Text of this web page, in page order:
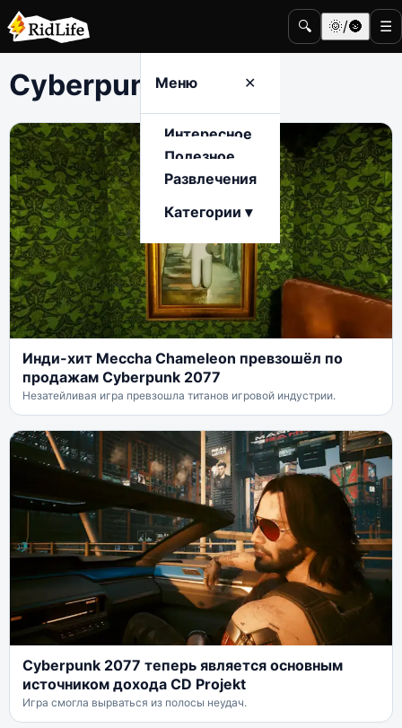
🔍 🌞/🌚 ☰
Меню ✕
Интересное
Полезное
Развлечения
Категории ▾
Cyberpunk 2077
Инди-хит Meccha Chameleon превзошёл по
продажам Cyberpunk 2077
Незатейливая игра превзошла титанов игровой индустрии.
Cyberpunk 2077 теперь является основным
источником дохода CD Projekt
Игра смогла вырваться из полосы неудач.